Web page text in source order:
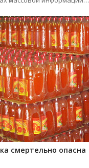
смертельно опасна